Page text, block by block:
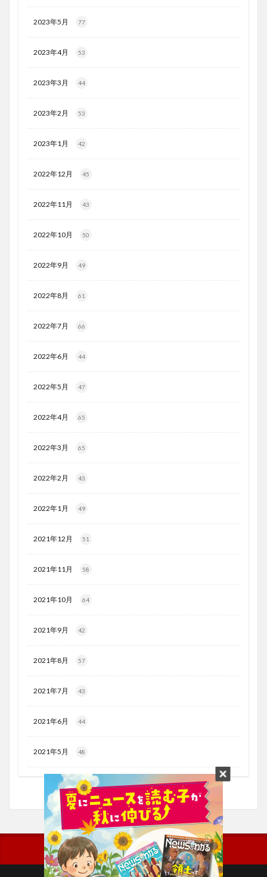
2023年5月 77
2023年4月 53
2023年3月 44
2023年2月 53
2023年1月 42
2022年12月 45
2022年11月 43
2022年10月 50
2022年9月 49
2022年8月 61
2022年7月 66
2022年6月 44
2022年5月 47
2022年4月 65
2022年3月 65
2022年2月 43
2022年1月 49
2021年12月 51
2021年11月 58
2021年10月 64
2021年9月 42
2021年8月 57
2021年7月 43
2021年6月 44
2021年5月 48